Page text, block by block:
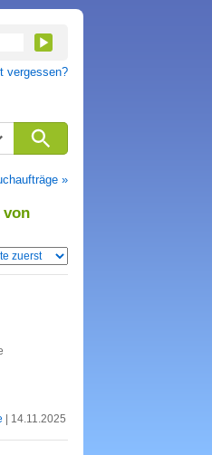
vergessen?
»
von
| 14.11.2025